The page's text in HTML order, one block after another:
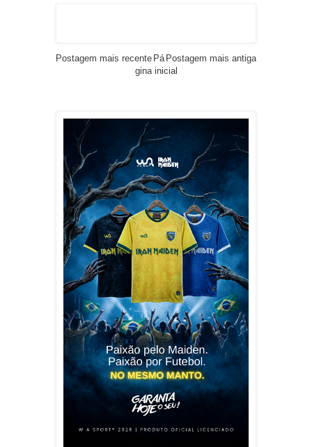
Postagem mais recente Postagem mais antiga
Pá
gina inicial